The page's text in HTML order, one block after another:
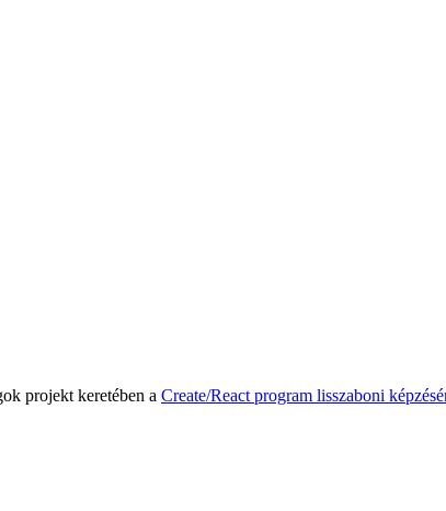
projekt keretében a Create/React program lisszaboni